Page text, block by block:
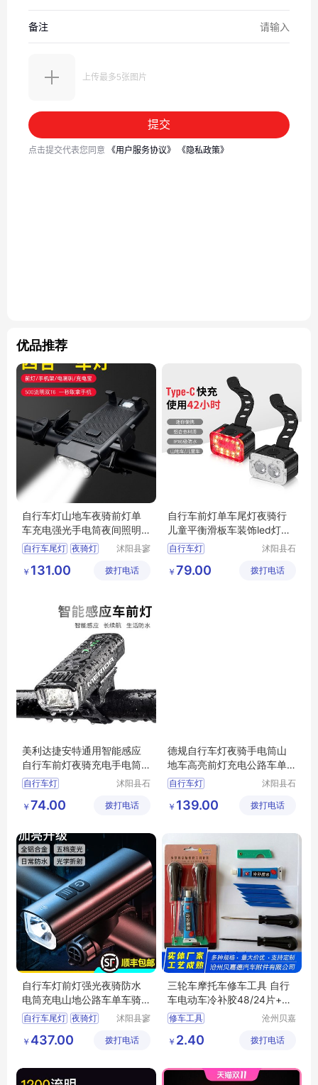
优品推荐
自行车灯山地车夜骑前灯单
车充电强光手电筒夜间照明
骑行四合一灯
自行车尾灯 夜骑灯
沭阳县寥
子商务有
￥ 131.00 拨打电话
自行车前灯单车尾灯夜骑行
儿童平衡滑板车装饰led灯装
备配件大全
自行车灯
自行车灯夜骑灯
沭阳县石
子商务有
￥ 79.00 拨打电话
美利达捷安特通用智能感应
自行车前灯夜骑充电手电筒
单车骑行装备
自行车灯
自行车灯夜骑灯
单车前灯
沭阳县石
子商务有
￥ 74.00 拨打电话
德规自行车灯夜骑手电筒山
地车高亮前灯充电公路车单
车骑行装备
自行车灯
自行车灯夜骑灯
单车前灯
沭阳县石
子商务有
￥ 139.00 拨打电话
自行车灯前灯强光夜骑防水
电筒充电山地公路车单车骑
行装备高流明
自行车尾灯 夜骑灯
沭阳县寥
子商务有
￥ 437.00 拨打电话
三轮车摩托车修车工具 自行
车电动车冷补胶48/24片+胶
水
修车工具
轮毂修补材料
沧州贝嘉
件有限公
￥ 2.40 拨打电话